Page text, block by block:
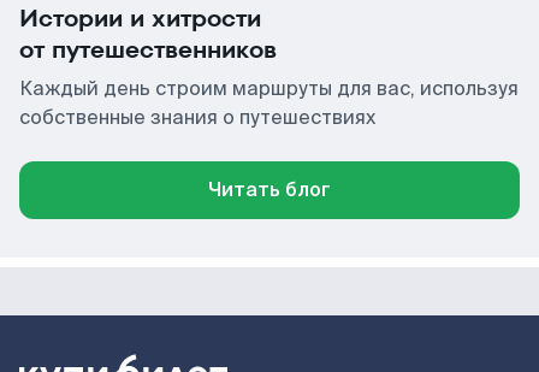
Истории и хитрости
от путешественников
Каждый день строим маршруты для вас, используя
собственные знания о путешествиях
Читать блог